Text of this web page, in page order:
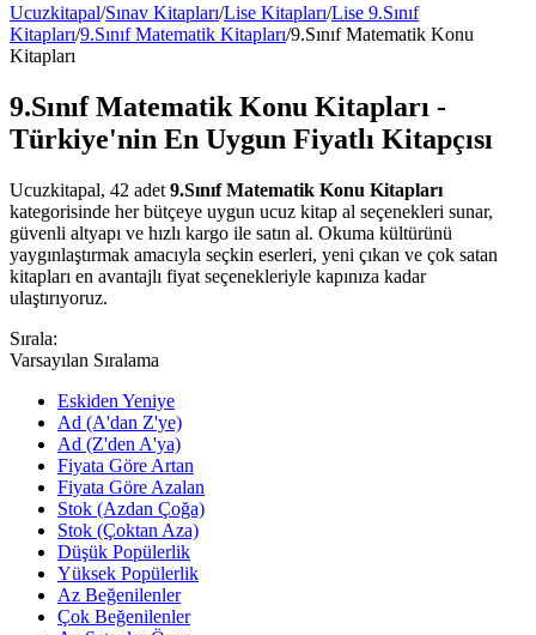
Ucuzkitapal/Sınav Kitapları/Lise Kitapları/Lise 9.Sınıf
Kitapları/9.Sınıf Matematik Kitapları/9.Sınıf Matematik Konu
Kitapları
9.Sınıf Matematik Konu Kitapları -
Türkiye'nin En Uygun Fiyatlı Kitapçısı
Ucuzkitapal, 42 adet 9.Sınıf Matematik Konu Kitapları
kategorisinde her bütçeye uygun ucuz kitap al seçenekleri sunar,
güvenli altyapı ve hızlı kargo ile satın al. Okuma kültürünü
yaygınlaştırmak amacıyla seçkin eserleri, yeni çıkan ve çok satan
kitapları en avantajlı fiyat seçenekleriyle kapınıza kadar
ulaştırıyoruz.
Sırala:
Varsayılan Sıralama
Eskiden Yeniye
Ad (A'dan Z'ye)
Ad (Z'den A'ya)
Fiyata Göre Artan
Fiyata Göre Azalan
Stok (Azdan Çoğa)
Stok (Çoktan Aza)
Düşük Popülerlik
Yüksek Popülerlik
Az Beğenilenler
Çok Beğenilenler